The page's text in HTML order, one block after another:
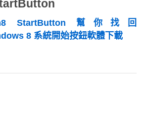
StartButton 幫你找回
8 系統開始按鈕軟體下載